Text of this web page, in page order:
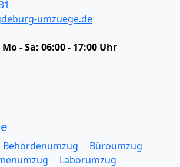
umzuege.de
Mo - Sa: 06:00 - 17:00 Uhr
Behördenumzug
Büroumzug
Laborumzug